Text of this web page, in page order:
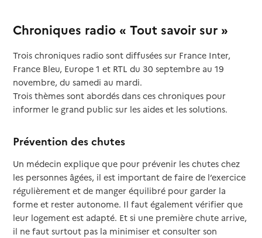
Chroniques radio « Tout savoir sur »
Trois chroniques radio sont diffusées sur France Inter,
France Bleu, Europe 1 et RTL du 30 septembre au 19
novembre, du samedi au mardi.
Trois thèmes sont abordés dans ces chroniques pour
informer le grand public sur les aides et les solutions.
Prévention des chutes
Un médecin explique que pour prévenir les chutes chez
les personnes âgées, il est important de faire de l’exercice
régulièrement et de manger équilibré pour garder la
forme et rester autonome. Il faut également vérifier que
leur logement est adapté. Et si une première chute arrive,
il ne faut surtout pas la minimiser et consulter son